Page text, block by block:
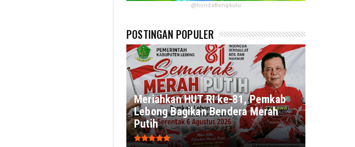
@hondaBengkulu
POSTINGAN POPULER
Meriahkan HUT RI ke-81, Pemkab
Lebong Bagikan Bendera Merah
Putih